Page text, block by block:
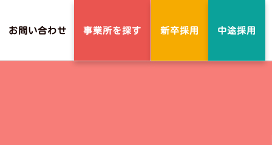
お問い合わせ 事業所を探す 新卒採用 中途採用